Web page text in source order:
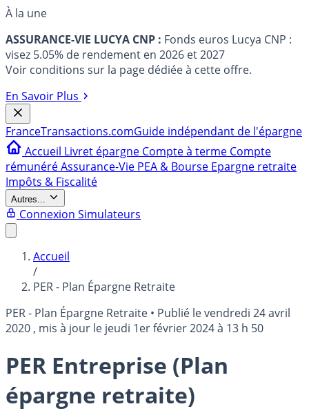
À la une
ASSURANCE-VIE LUCYA CNP : Fonds euros Lucya CNP :
visez 5.05% de rendement en 2026 et 2027
Voir conditions sur la page dédiée à cette offre.
En Savoir Plus
FranceTransactions.comGuide indépendant de l'épargne
Accueil Livret épargne Compte à terme Compte
rémunéréAssurance-Vie PEA & Bourse Epargne retraite
Impôts & Fiscalité
Autres...
Connexion Simulateurs
Accueil
/
PER - Plan Épargne Retraite
PER - Plan Épargne Retraite • Publié levendredi 24 avril
2020 , mis à jour le jeudi 1er février 2024 à 13 h 50
PER Entreprise (Plan
épargne retraite)